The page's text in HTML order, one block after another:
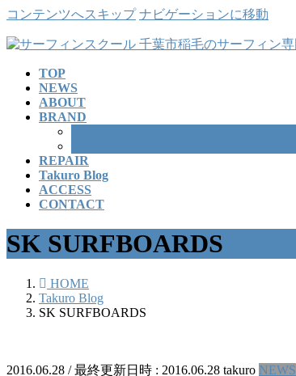
コンテンツへスキップ ナビゲーションに移動
TOP
NEWS
ABOUT
BRAND
REPAIR
Takuro Blog
ACCESS
CONTACT
SK SURFBOARDS
HOME
Takuro Blog
SK SURFBOARDS
2016.06.28 / 最終更新日時 : 2016.06.28 takuro NEWS